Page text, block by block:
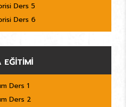
Ders 5
Ders 6
Ders 1
Ders 2